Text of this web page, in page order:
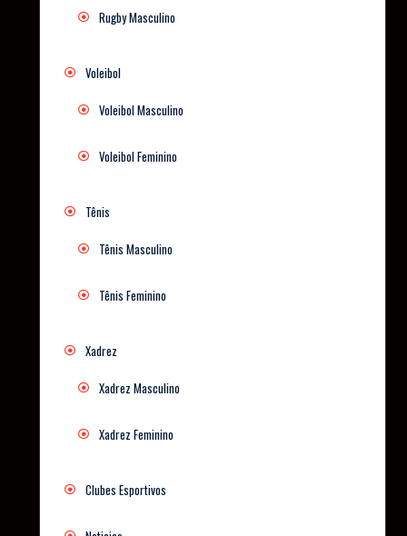
Rugby Masculino
Voleibol
Voleibol Masculino
Voleibol Feminino
Tênis
Tênis Masculino
Tênis Feminino
Xadrez
Xadrez Masculino
Xadrez Feminino
Clubes Esportivos